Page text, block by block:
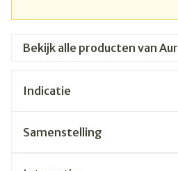
Bekijk alle producten van
Indicatie
Samenstelling